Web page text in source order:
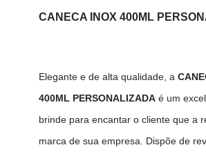
CANECA INOX 400ML
Elegante e de alta qualidade, a
400ML PERSONALIZADAé um
brinde para encantar o cliente que a
marca de sua empresa. Dispõe de